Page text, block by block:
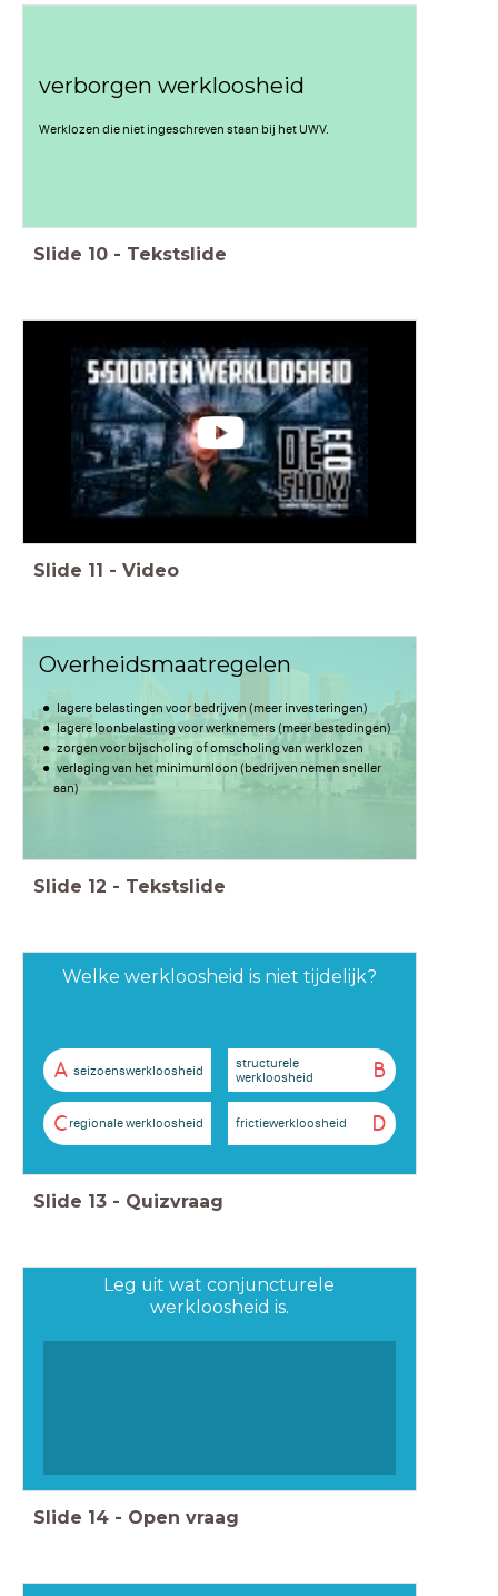
verborgen werkloosheid
Werklozen die niet ingeschreven staan bij het UWV.
Slide 10 - Tekstslide
Slide 11 - Video
Overheidsmaatregelen
lagere belastingen voor bedrijven (meer investeringen)
lagere loonbelasting voor werknemers (meer bestedingen)
zorgen voor bijscholing of omscholing van werklozen
verlaging van het minimumloon (bedrijven nemen sneller
aan)
Slide 12 - Tekstslide
Welke werkloosheid is niet tijdelijk?
A seizoenswerkloosheid B
structurele
werkloosheid
C regionale werkloosheid D
frictiewerkloosheid
Slide 13 - Quizvraag
Leg uit wat conjuncturele
werkloosheid is.
Slide 14 - Open vraag